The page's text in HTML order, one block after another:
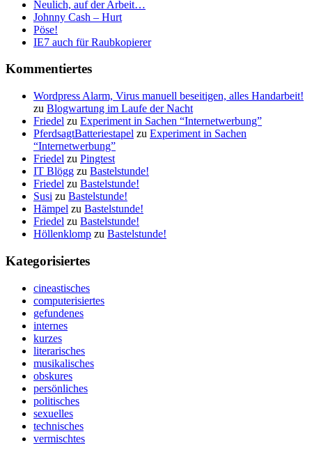
Neulich, auf der Arbeit…
Johnny Cash – Hurt
Pöse!
IE7 auch für Raubkopierer
Kommentiertes
Wordpress Alarm, Virus manuell beseitigen, alles Handarbeit!
zu Blogwartung im Laufe der Nacht
Friedel zu Experiment in Sachen “Internetwerbung”
PferdsagtBatteriestapel zu Experiment in Sachen
“Internetwerbung”
Friedel zu Pingtest
IT Blögg zu Bastelstunde!
Friedel zu Bastelstunde!
Susi zu Bastelstunde!
Hämpel zu Bastelstunde!
Friedel zu Bastelstunde!
Höllenklomp zu Bastelstunde!
Kategorisiertes
cineastisches
computerisiertes
gefundenes
internes
kurzes
literarisches
musikalisches
obskures
persönliches
politisches
sexuelles
technisches
vermischtes